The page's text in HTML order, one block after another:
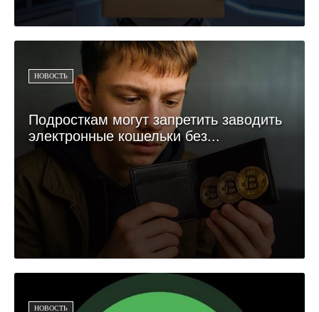
НОВОСТЬ
Подросткам могут запретить заводить
электронные кошельки без...
НОВОСТЬ